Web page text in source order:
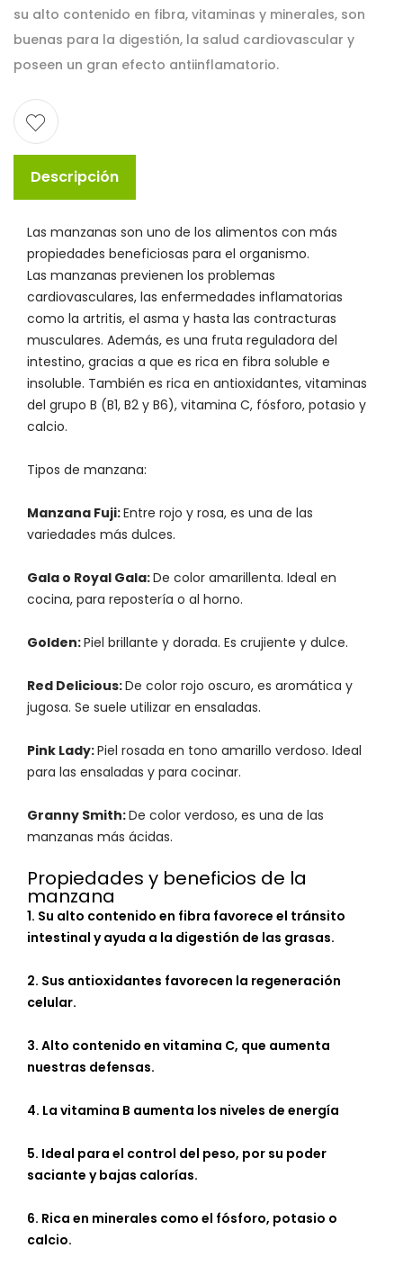
su alto contenido en fibra, vitaminas y minerales, son
buenas para la digestión, la salud cardiovascular y
poseen un gran efecto antiinflamatorio.
Descripción
Las manzanas son uno de los alimentos con más
propiedades beneficiosas para el organismo.
Las manzanas previenen los problemas
cardiovasculares, las enfermedades inflamatorias
como la artritis, el asma y hasta las contracturas
musculares. Además, es una fruta reguladora del
intestino, gracias a que es rica en fibra soluble e
insoluble. También es rica en antioxidantes, vitaminas
del grupo B (B1, B2 y B6), vitamina C, fósforo, potasio y
calcio.
Tipos de manzana:
Manzana Fuji:Entre rojo y rosa, es una de las
variedades más dulces.
Gala o Royal Gala:De color amarillenta. Ideal en
cocina, para repostería o al horno.
Golden:Piel brillante y dorada. Es crujiente y dulce.
Red Delicious:De color rojo oscuro, es aromática y
jugosa. Se suele utilizar en ensaladas.
Pink Lady:Piel rosada en tono amarillo verdoso. Ideal
para las ensaladas y para cocinar.
Granny Smith:De color verdoso, es una de las
manzanas más ácidas.
Propiedades y beneficios de la
manzana
1. Su alto contenido en fibra favorece el tránsito
intestinal y ayuda a la digestión de las grasas.
2. Sus antioxidantes favorecen la regeneración
celular.
3. Alto contenido en vitamina C, que aumenta
nuestras defensas.
4. La vitamina B aumenta los niveles de energía
5. Ideal para el control del peso, por su poder
saciante y bajas calorías.
6. Rica en minerales como el fósforo, potasio o
calcio.